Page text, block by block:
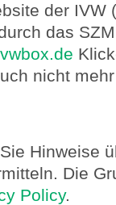
der IVW
das
nicht
Hinweise
Die
Policy.